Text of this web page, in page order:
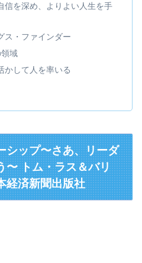
信を深め、よりよい人生を手
ス・ファインダー
域
かして人を率いる
シップ〜さあ、リーダ
〜 トム・ラス＆バリ
済新聞出版社